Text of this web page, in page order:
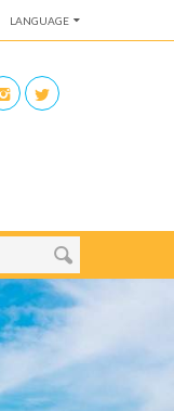
LANGUAGE